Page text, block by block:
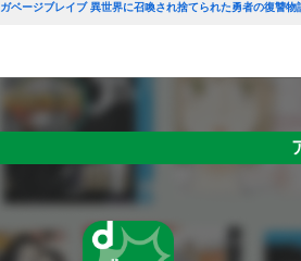
ガベージブレイブ 異世界に召喚され捨てられた勇者の復讐物